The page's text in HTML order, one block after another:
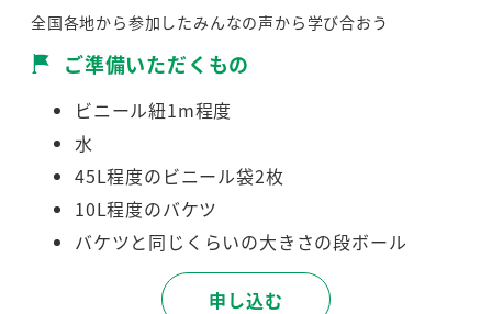
全国各地から参加したみんなの声から学び合おう
ご準備いただくもの
ビニール紐1m程度
水
45L程度のビニール袋2枚
10L程度のバケツ
バケツと同じくらいの大きさの段ボール
申し込む